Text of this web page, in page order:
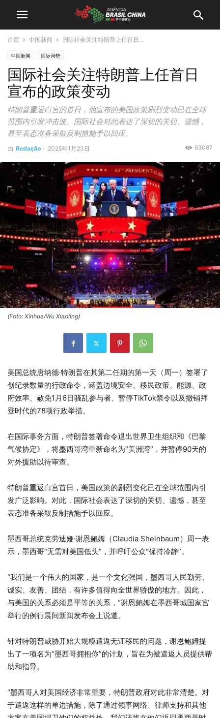
首页 中国新闻 国际社会关注特朗普上任首日...
中国新闻 国际局势
国际社会关注特朗普上任首日
宣布的政策变动
特朗普重返白宫的首日，他宣布的美国政策剧烈变动已在全球
范围内引发冲击波。国际社会对此表达了深切的关切、遗憾，
甚至表态准备采取反制措施予以回应。
由 Redação - 2025年1月23日 63087
(Foto: Xinhua/Wu Xiaoling)
美国总统唐纳德·特朗普在其第二任期的第一天（周一）签署了
创纪录数量的行政命令，涵盖边境安全、移民政策、能源、政
府效率、赦免1月6日骚乱参与者、暂停TikTok禁令以及撤销拜
登时代的78项行政举措。
在国际事务方面，特朗普签署命令退出世界卫生组织和《巴黎
气候协定》，将墨西哥湾重新命名为“美洲湾”，并暂停90天的
对外援助以待审查。
特朗普重返白宫首日，美国政策的剧烈变化已在全球范围内引
发广泛影响。对此，国际社会表达了深切的关切、遗憾，甚至
表态准备采取反制措施予以回应。
墨西哥总统克劳迪娅·谢恩鲍姆（Claudia Sheinbaum）周一表
示，墨西哥“无需对美国低头”，并呼吁公众“保持冷静”。
“我们是一个伟大的国家，是一个文化强国，墨西哥人民勤劳、
诚实、友善、团结，有许多值得向全世界骄傲的地方。因此，
与美国的关系必须是平等的关系，”谢恩鲍姆在墨西哥城国家宫
举行的例行晨间新闻发布会上说道。
针对特朗普威胁开始大规模遣返无证移民的问题，谢恩鲍姆提
出了一项名为“墨西哥拥抱你”的计划，旨在为被遣返人员提供帮
助和指导。
“墨西哥人对美国经济非常重要，特朗普政府对此非常清楚。对
于遣返这样的单边措施，除了通过领事网络、律师支持和其他